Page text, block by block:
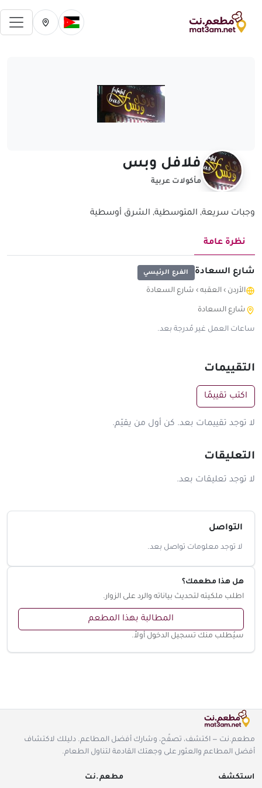
تغيير الدولة الحالية
تغيير المدينة
فلافل وبس
مأكولات عربية
وجبات سريعة, المتوسطية, الشرق أوسطية
نظرة عامة
شارع السعادة الفرع الرئيسي
الأردن › العقبه › شارع السعادة
شارع السعادة
ساعات العمل غير مُدرجة بعد.
التقييمات
اكتب تقييمًا
لا توجد تقييمات بعد. كن أول من يقيّم.
التعليقات
لا توجد تعليقات بعد.
التواصل
لا توجد معلومات تواصل بعد.
هل هذا مطعمك؟
اطلب ملكيته لتحديث بياناته والرد على الزوار.
المطالبة بهذا المطعم
سيُطلب منك تسجيل الدخول أولاً.
مطعم.نت — اكتشف، تصفّح، وشارك أفضل المطاعم. دليلك لاكتشاف
أفضل المطاعم والعثور على وجهتك القادمة لتناول الطعام.
استكشف مطعم.نت